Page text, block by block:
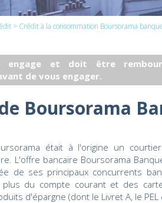
> Crédit à la consommation Boursorama
engage et doit être
de vous engager.
Boursorama
était à l'origine un
L'offre bancaire Boursorama
de ses principaux concurrents
du compte courant et des
d'épargne (dont le Livret A, le PEL